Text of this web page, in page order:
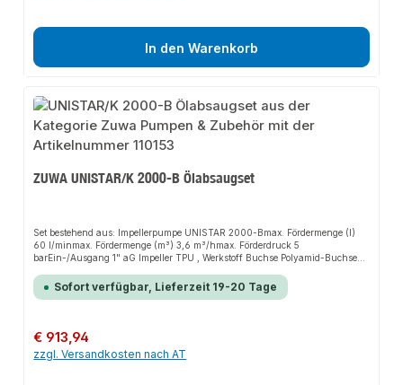
In den Warenkorb
ZUWA UNISTAR/K 2000-B Ölabsaugset
Set bestehend aus: Impellerpumpe UNISTAR 2000-Bmax. Fördermenge (l)
60 l/minmax. Fördermenge (m³) 3,6 m³/hmax. Förderdruck 5
barEin-/Ausgang 1" aG Impeller TPU , Werkstoff Buchse Polyamid-Buchse
6060/AC-43400 Elektromotor Nennspannung (AC) 230 V, Nennfrequenz
50 HzNennleistung 0,55 kW, Nennstrom (AC) 4,3 AAnlaufkondensator 40
ölbeständiger Spiralschlauch 1" mit GEKA-Kupplungen - Fußventil 1" -
Eurobehälter mit Deckel
Sofort verfügbar, Lieferzeit 19-20 Tage
Regulärer Preis:
€ 913,94
zzgl. Versandkosten nach AT